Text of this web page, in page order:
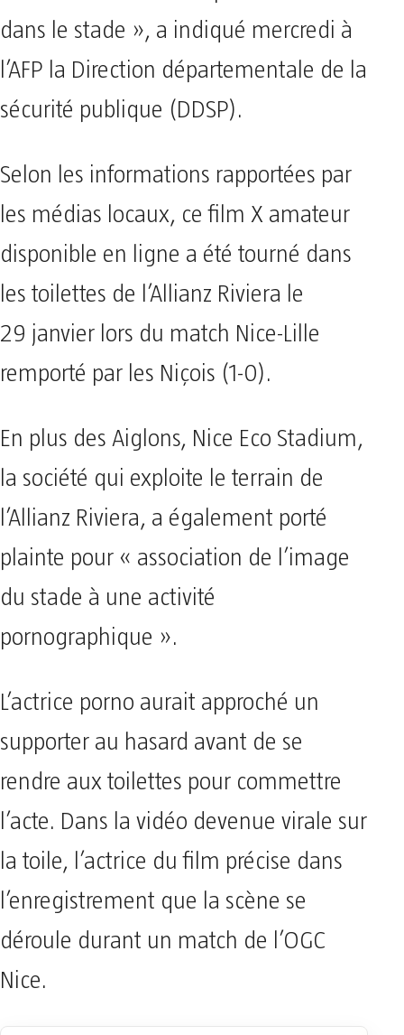
dans le stade », a indiqué mercredi à
l’AFP la Direction départementale de la
sécurité publique (DDSP).
Selon les informations rapportées par
les médias locaux, ce film X amateur
disponible en ligne a été tourné dans
les toilettes de l’Allianz Riviera le
29 janvier lors du match Nice-Lille
remporté par les Niçois (1-0).
En plus des Aiglons, Nice Eco Stadium,
la société qui exploite le terrain de
l’Allianz Riviera, a également porté
plainte pour « association de l’image
du stade à une activité
pornographique ».
L’actrice porno aurait approché un
supporter au hasard avant de se
rendre aux toilettes pour commettre
l’acte. Dans la vidéo devenue virale sur
la toile, l’actrice du film précise dans
l’enregistrement que la scène se
déroule durant un match de l’OGC
Nice.